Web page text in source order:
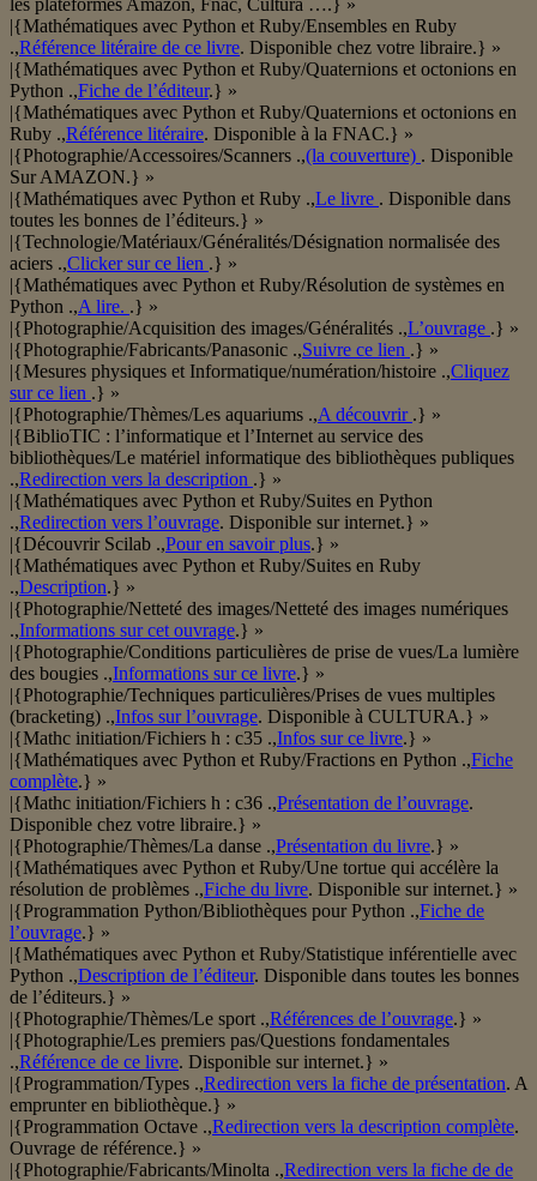
les plateformes Amazon, Fnac, Cultura ….} »
|{Mathématiques avec Python et Ruby/Ensembles en Ruby
.,Référence litéraire de ce livre. Disponible chez votre libraire.} »
|{Mathématiques avec Python et Ruby/Quaternions et octonions en
Python .,Fiche de l’éditeur.} »
|{Mathématiques avec Python et Ruby/Quaternions et octonions en
Ruby .,Référence litéraire. Disponible à la FNAC.} »
|{Photographie/Accessoires/Scanners .,(la couverture) . Disponible
Sur AMAZON.} »
|{Mathématiques avec Python et Ruby .,Le livre . Disponible dans
toutes les bonnes de l’éditeurs.} »
|{Technologie/Matériaux/Généralités/Désignation normalisée des
aciers .,Clicker sur ce lien .} »
|{Mathématiques avec Python et Ruby/Résolution de systèmes en
Python .,A lire. .} »
|{Photographie/Acquisition des images/Généralités .,L’ouvrage .} »
|{Photographie/Fabricants/Panasonic .,Suivre ce lien .} »
|{Mesures physiques et Informatique/numération/histoire .,Cliquez
sur ce lien .} »
|{Photographie/Thèmes/Les aquariums .,A découvrir .} »
|{BiblioTIC : l’informatique et l’Internet au service des
bibliothèques/Le matériel informatique des bibliothèques publiques
.,Redirection vers la description .} »
|{Mathématiques avec Python et Ruby/Suites en Python
.,Redirection vers l’ouvrage. Disponible sur internet.} »
|{Découvrir Scilab .,Pour en savoir plus.} »
|{Mathématiques avec Python et Ruby/Suites en Ruby
.,Description.} »
|{Photographie/Netteté des images/Netteté des images numériques
.,Informations sur cet ouvrage.} »
|{Photographie/Conditions particulières de prise de vues/La lumière
des bougies .,Informations sur ce livre.} »
|{Photographie/Techniques particulières/Prises de vues multiples
(bracketing) .,Infos sur l’ouvrage. Disponible à CULTURA.} »
|{Mathc initiation/Fichiers h : c35 .,Infos sur ce livre.} »
|{Mathématiques avec Python et Ruby/Fractions en Python .,Fiche
complète.} »
|{Mathc initiation/Fichiers h : c36 .,Présentation de l’ouvrage.
Disponible chez votre libraire.} »
|{Photographie/Thèmes/La danse .,Présentation du livre.} »
|{Mathématiques avec Python et Ruby/Une tortue qui accélère la
résolution de problèmes .,Fiche du livre. Disponible sur internet.} »
|{Programmation Python/Bibliothèques pour Python .,Fiche de
l’ouvrage.} »
|{Mathématiques avec Python et Ruby/Statistique inférentielle avec
Python .,Description de l’éditeur. Disponible dans toutes les bonnes
de l’éditeurs.} »
|{Photographie/Thèmes/Le sport .,Références de l’ouvrage.} »
|{Photographie/Les premiers pas/Questions fondamentales
.,Référence de ce livre. Disponible sur internet.} »
|{Programmation/Types .,Redirection vers la fiche de présentation. A
emprunter en bibliothèque.} »
|{Programmation Octave .,Redirection vers la description complète.
Ouvrage de référence.} »
|{Photographie/Fabricants/Minolta .,Redirection vers la fiche de de